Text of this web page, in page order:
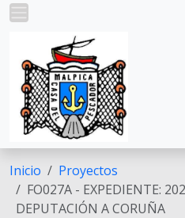
Pasar al contenido principal
Inicio
Proyectos
FO027A - EXPEDIENTE:
DEPUTACIÓN A CORUÑA